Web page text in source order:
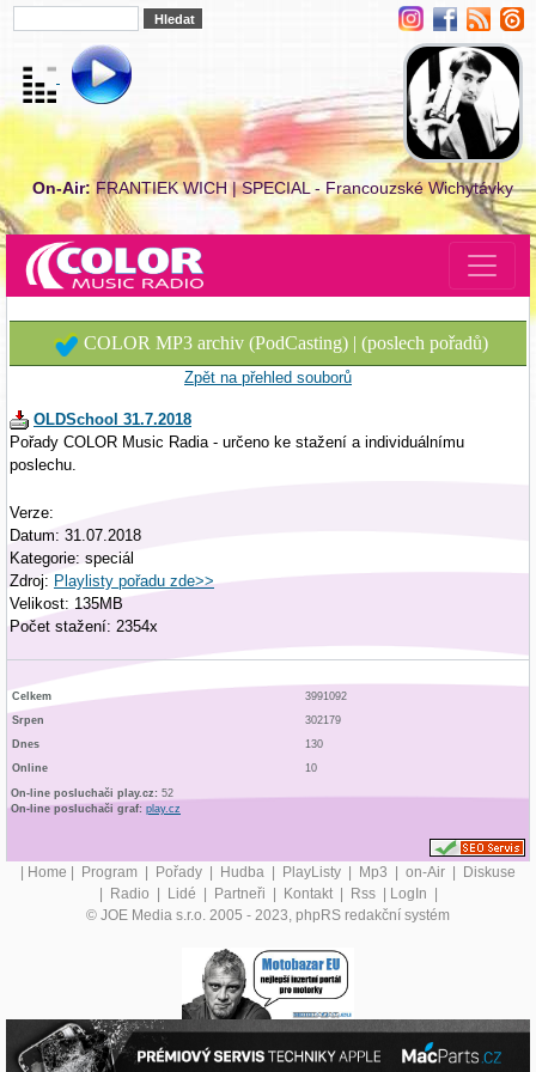
On-Air:FRANTIEK WICH | SPECIAL - Francouzské Wichytávky
COLOR MP3 archiv (PodCasting) | (poslech pořadů)
Zpět na přehled souborů
OLDSchool 31.7.2018
Pořady COLOR Music Radia - určeno ke stažení a individuálnímu
poslechu.
Verze:
Datum: 31.07.2018
Kategorie: speciál
Zdroj: Playlisty pořadu zde>>
Velikost: 135MB
Počet stažení: 2354x
Celkem
3991092
Srpen
302179
Dnes
130
Online
10
On-line posluchači play.cz: 52
On-line posluchači graf: play.cz
| Home | Program | Pořady | Hudba | PlayListy | Mp3 | on-Air | Diskuse
| Radio | Lidé | Partneři | Kontakt | Rss | LogIn |
© JOE Media s.r.o. 2005 - 2023, phpRS redakční systém